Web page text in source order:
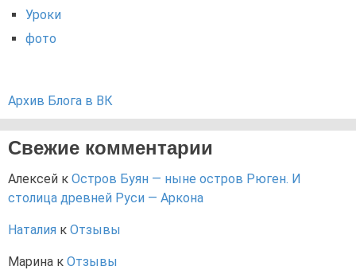
Уроки
фото
Архив Блога в ВК
Свежие комментарии
Алексей к Остров Буян — ныне остров Рюген. И
столица древней Руси — Аркона
Наталия к Отзывы
Марина к Отзывы